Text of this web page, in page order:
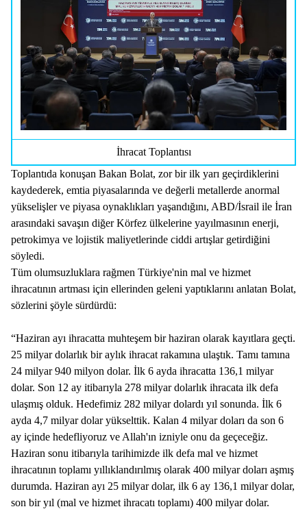
İhracat Toplantısı
Toplantıda konuşan Bakan Bolat, zor bir ilk yarı geçirdiklerini
kaydederek, emtia piyasalarında ve değerli metallerde anormal
yükselişler ve piyasa oynaklıkları yaşandığını, ABD/İsrail ile İran
arasındaki savaşın diğer Körfez ülkelerine yayılmasının enerji,
petrokimya ve lojistik maliyetlerinde ciddi artışlar getirdiğini
söyledi.
Tüm olumsuzluklara rağmen Türkiye'nin mal ve hizmet
ihracatının artması için ellerinden geleni yaptıklarını anlatan Bolat,
sözlerini şöyle sürdürdü:
“Haziran ayı ihracatta muhteşem bir haziran olarak kayıtlara geçti.
25 milyar dolarlık bir aylık ihracat rakamına ulaştık. Tamı tamına
24 milyar 940 milyon dolar. İlk 6 ayda ihracatta 136,1 milyar
dolar. Son 12 ay itibarıyla 278 milyar dolarlık ihracata ilk defa
ulaşmış olduk. Hedefimiz 282 milyar dolardı yıl sonunda. İlk 6
ayda 4,7 milyar dolar yükselttik. Kalan 4 milyar doları da son 6
ay içinde hedefliyoruz ve Allah'ın izniyle onu da geçeceğiz.
Haziran sonu itibarıyla tarihimizde ilk defa mal ve hizmet
ihracatının toplamı yıllıklandırılmış olarak 400 milyar doları aşmış
durumda. Haziran ayı 25 milyar dolar, ilk 6 ay 136,1 milyar dolar,
son bir yıl (mal ve hizmet ihracatı toplamı) 400 milyar dolar.